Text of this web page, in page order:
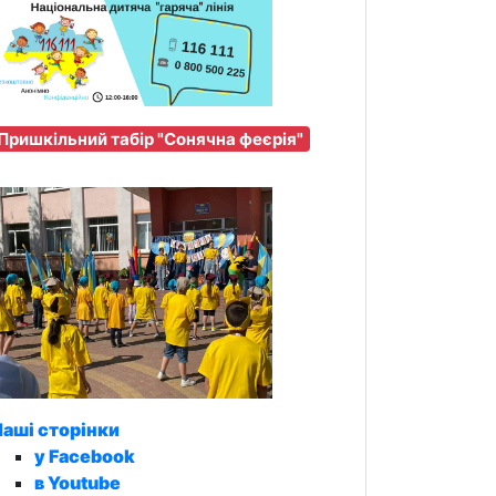
табір "Сонячна феєрія"
сторінки
у Facebook
в Youtube